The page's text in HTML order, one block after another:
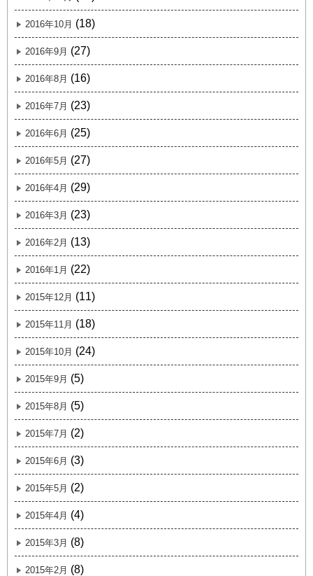
2016年10月 (18)
2016年9月 (27)
2016年8月 (16)
2016年7月 (23)
2016年6月 (25)
2016年5月 (27)
2016年4月 (29)
2016年3月 (23)
2016年2月 (13)
2016年1月 (22)
2015年12月 (11)
2015年11月 (18)
2015年10月 (24)
2015年9月 (5)
2015年8月 (5)
2015年7月 (2)
2015年6月 (3)
2015年5月 (2)
2015年4月 (4)
2015年3月 (8)
2015年2月 (8)